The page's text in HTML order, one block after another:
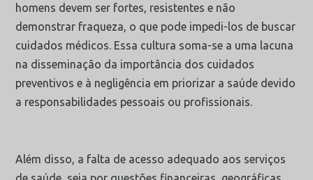
homens devem ser fortes, resistentes e não
demonstrar fraqueza, o que pode impedi-los de buscar
cuidados médicos. Essa cultura soma-se a uma lacuna
na disseminação da importância dos cuidados
preventivos e à negligência em priorizar a saúde devido
a responsabilidades pessoais ou profissionais.
Além disso, a falta de acesso adequado aos serviços